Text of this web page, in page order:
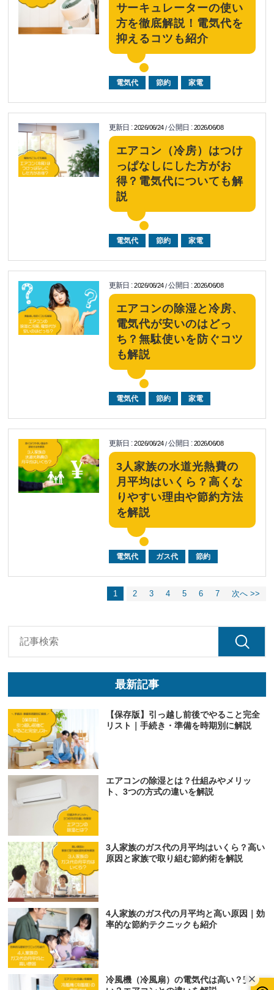
サーキュレーターの使い
方を徹底解説！電気代を
抑えるコツも紹介
電気代 節約 家電
更新日 :2026/06/24/公開日 :2026/06/08
エアコン（冷房）はつけ
っぱなしにした方がお
得？電気代についても解
説
電気代 節約 家電
更新日 :2026/06/24/公開日 :2026/06/08
エアコンの除湿と冷房、
電気代が安いのはどっ
ち？無駄使いを防ぐコツ
も解説
電気代 節約 家電
更新日 :2026/06/24/公開日 :2026/06/08
3人家族の水道光熱費の
月平均はいくら？高くな
りやすい理由や節約方法
を解説
電気代 ガス代 節約
1 2 3 4 5 6 7 次へ >>
最新記事
【保存版】引っ越し前後でやること完全
リスト｜手続き・準備を時期別に解説
エアコンの除湿とは？仕組みやメリッ
ト、3つの方式の違いを解説
3人家族のガス代の月平均はいくら？高い
原因と家族で取り組む節約術を解説
4人家族のガス代の月平均と高い原因｜効
率的な節約テクニックも紹介
冷風機（冷風扇）の電気代は高い？安